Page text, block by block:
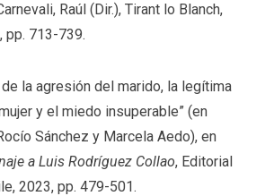
Raúl (Dir.), Tirant lo Blanch,
pp. 713-739.
de la agresión del marido, la legítima
y el miedo insuperable” (en
Sánchez y Marcela Aedo), en
a Luis Rodríguez Collao, Editorial
2023, pp. 479-501.